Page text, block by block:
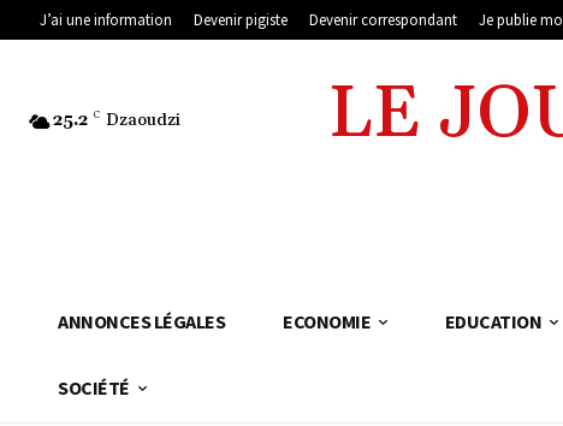
J’ai une information Devenir pigiste Devenir correspondant Je publie
25.2 C Dzaoudzi LE
ANNONCES LÉGALES ECONOMIE EDUCATION
SOCIÉTÉ